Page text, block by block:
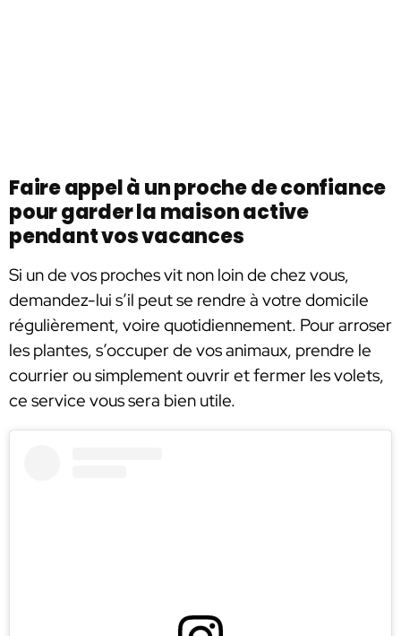
Faire appel à un proche de confiance
pour garder la maison active
pendant vos vacances
Si un de vos proches vit non loin de chez vous,
demandez-lui s’il peut se rendre à votre domicile
régulièrement, voire quotidiennement. Pour arroser
les plantes, s’occuper de vos animaux, prendre le
courrier ou simplement ouvrir et fermer les volets,
ce service vous sera bien utile.